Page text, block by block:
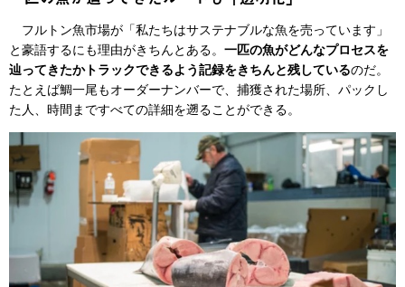
フルトン魚市場が「私たちはサステナブルな魚を売っています」
と豪語するにも理由がきちんとある。 一匹の魚がどんなプロセスを
辿ってきたかトラックできるよう記録をきちんと残しているのだ。
たとえば鯛一尾もオーダーナンバーで、捕獲された場所、パックし
た人、時間まですべての詳細を遡ることができる。